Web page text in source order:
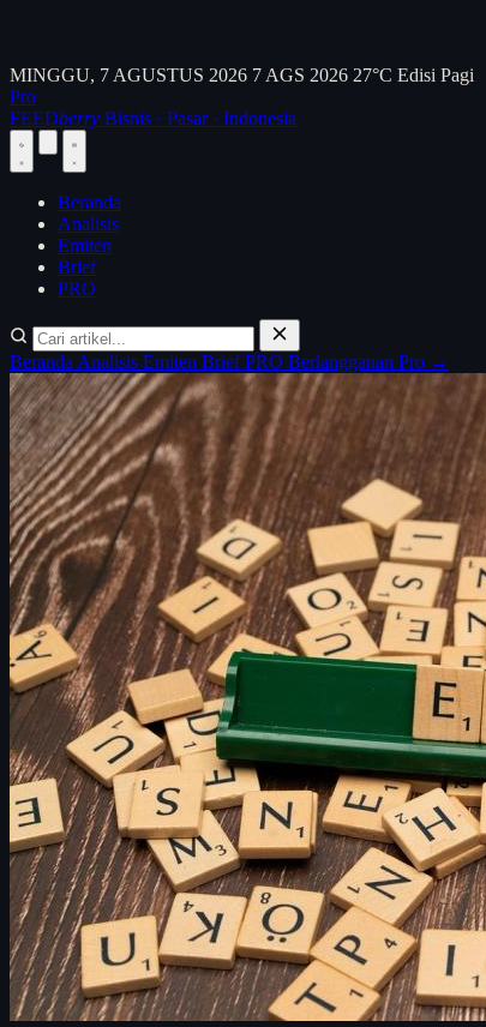
MINGGU, 7 AGUSTUS 2026 7 AGS 2026 27°C Edisi Pagi
Pro
FEEDberry Bisnis · Pasar · Indonesia
Beranda
Analisis
Emiten
Brief
PRO
Beranda Analisis Emiten BriefPRO Berlangganan Pro →